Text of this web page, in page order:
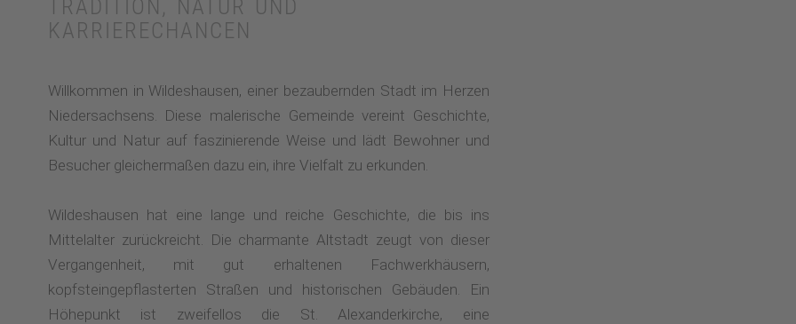
TRADITION, NATUR UND
KARRIERECHANCEN
Willkommen in Wildeshausen, einer bezaubernden Stadt im Herzen
Niedersachsens. Diese malerische Gemeinde vereint Geschichte,
Kultur und Natur auf faszinierende Weise und lädt Bewohner und
Besucher gleichermaßen dazu ein, ihre Vielfalt zu erkunden.
Wildeshausen hat eine lange und reiche Geschichte, die bis ins
Mittelalter zurückreicht. Die charmante Altstadt zeugt von dieser
Vergangenheit, mit gut erhaltenen Fachwerkhäusern,
kopfsteingepflasterten Straßen und historischen Gebäuden. Ein
Höhepunkt ist zweifellos die St. Alexanderkirche, eine